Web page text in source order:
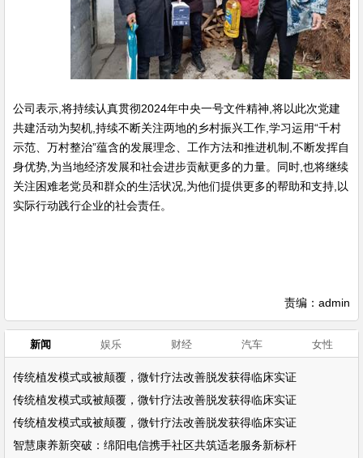
公司表示,将持续认真贯彻2024年中央一号文件精神,将以此次党建
共建活动为契机,持续不断关注两地的乡村振兴工作,学习运用“千村
示范、万村整治”蕴含的发展理念、工作方法和推进机制,不断发挥自
身优势,为当地经济发展和社会进步贡献更多的力量。同时,也将继续
关注困难老党员和群众的生活状况,为他们提供更多的帮助和支持,以
实际行动践行企业的社会责任。
责编：admin
新闻 娱乐 财经 汽车 女性
传统植发模式或被颠覆，微针疗法改善脱发获得临床实证
传统植发模式或被颠覆，微针疗法改善脱发获得临床实证
传统植发模式或被颠覆，微针疗法改善脱发获得临床实证
智慧康养新突破：绵阳电信携手社区共筑适老服务新标杆